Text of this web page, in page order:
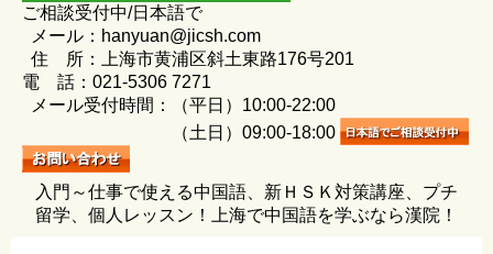
ご相談受付中/日本語で
メール：hanyuan@jicsh.com
住 所：上海市黄浦区斜土東路176号201
電 話：021-5306 7271
メール受付時間：（平日）10:00-22:00
（土日）09:00-18:00
入門～仕事で使える中国語、新ＨＳＫ対策講座、プチ
留学、個人レッスン！上海で中国語を学ぶなら漢院！